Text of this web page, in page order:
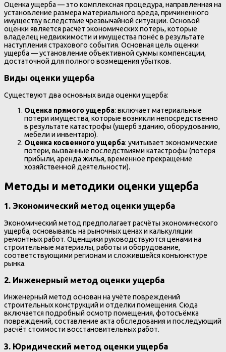
Оценка ущерба — это комплексная процедура, направленная на
установление размера материального вреда, причиненного
имуществу вследствие чрезвычайной ситуации. Основой
оценки является расчёт экономических потерь, которые
владелец недвижимости и имущества понёс в результате
наступления страхового события. Основная цель оценки
ущерба — установление объективной суммы компенсации,
достаточной для полного возмещения убытков.
Виды оценки ущерба
Существуют два основных вида оценки ущерба:
Оценка прямого ущерба: включает материальные
потери имущества, которые возникли непосредственно
в результате катастрофы (ущерб зданию, оборудованию,
мебели и инвентарю).
Оценка косвенного ущерба: учитывает экономические
потери, вызванные последствиями катастрофы (потеря
прибыли, аренда жилья, временное прекращение
хозяйственной деятельности).
Методы и методики оценки ущерба
1. Экономический метод оценки ущерба
Экономический метод предполагает расчёты экономического
ущерба, основываясь на рыночных ценах и калькуляции
ремонтных работ. Оценщики руководствуются ценами на
строительные материалы, работы и оборудование,
соответствующими регионам и сложившейся конъюнктуре
рынка.
2. Инженерный метод оценки ущерба
Инженерный метод основан на учёте повреждений
строительных конструкций и отделки помещения. Сюда
включается подробный осмотр помещения, фотосъёмка
повреждений, составление акта обследования и последующий
расчёт стоимости восстановительных работ.
3. Юридический метод оценки ущерба